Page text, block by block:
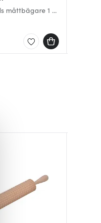
måttbägare 1 dl